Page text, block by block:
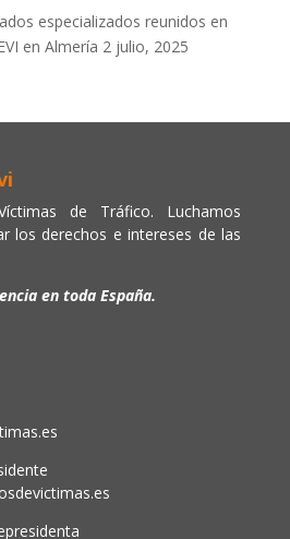
especializados reunidos en
en Almería 2 julio, 2025
de Tráfico. Luchamos
los derechos e intereses de las
en toda España.